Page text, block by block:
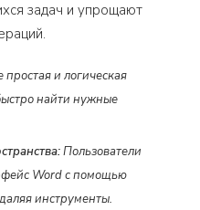
задач и упрощают
простая и логическая
найти нужные
Пользователи
Word с помощью
инструменты.